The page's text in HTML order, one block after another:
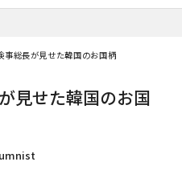
事総長が見せた韓国のお国柄
見せた韓国のお国